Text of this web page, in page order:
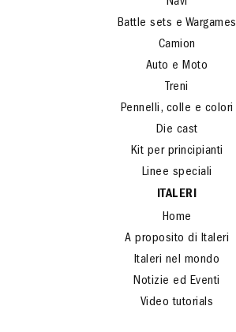
Navi
Battle sets e Wargames
Camion
Auto e Moto
Treni
Pennelli, colle e colori
Die cast
Kit per principianti
Linee speciali
ITALERI
Home
A proposito di Italeri
Italeri nel mondo
Notizie ed Eventi
Video tutorials